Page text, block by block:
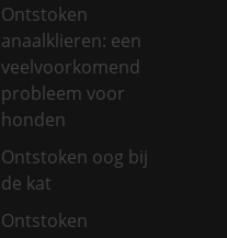
Ontstoken
anaalklieren: een
veelvoorkomend
probleem voor
honden
Ontstoken oog bij
de kat
Ontstoken